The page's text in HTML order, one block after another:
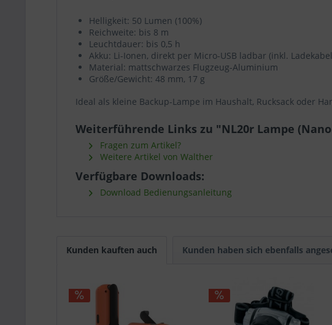
Technisch
Helligkeit: 50 Lumen (100%)
Reichweite: bis 8 m
Leuchtdauer: bis 0,5 h
Akku: Li-Ionen, direkt per Micro-USB ladbar (inkl.
Material: mattschwarzes Flugzeug-Aluminium
Größe/Gewicht: 48 mm, 17 g
Ideal als kleine Backup-Lampe im Haushalt, Rucksack oder
Weiterführende Links zu "NL20r Lampe
Fragen zum Artikel?
Weitere Artikel von Walther
Verfügbare Downloads:
Download Bedienungsanleitung
Kunden kauften auch Kunden haben sich ebenfalls